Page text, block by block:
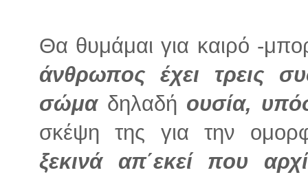
Θα θυμάμαι για καιρό -
άνθρωπος έχει τρεις
σώμαδηλαδή ουσία,
σκέψη της για την
ξεκινά απ΄εκεί που